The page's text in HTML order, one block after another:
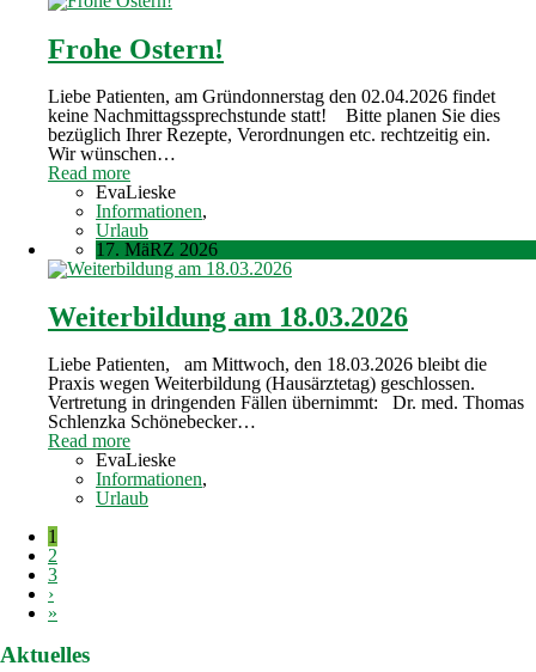
Frohe Ostern!
Liebe Patienten, am Gründonnerstag den 02.04.2026 findet
keine Nachmittagssprechstunde statt! Bitte planen Sie dies
bezüglich Ihrer Rezepte, Verordnungen etc. rechtzeitig ein.
Wir wünschen…
Read more
EvaLieske
Informationen,
Urlaub
17. MäRZ 2026
Weiterbildung am 18.03.2026
Liebe Patienten, am Mittwoch, den 18.03.2026 bleibt die
Praxis wegen Weiterbildung (Hausärztetag) geschlossen.
Vertretung in dringenden Fällen übernimmt: Dr. med. Thomas
Schlenzka Schönebecker…
Read more
EvaLieske
Informationen,
Urlaub
1
2
3
›
»
Aktuelles